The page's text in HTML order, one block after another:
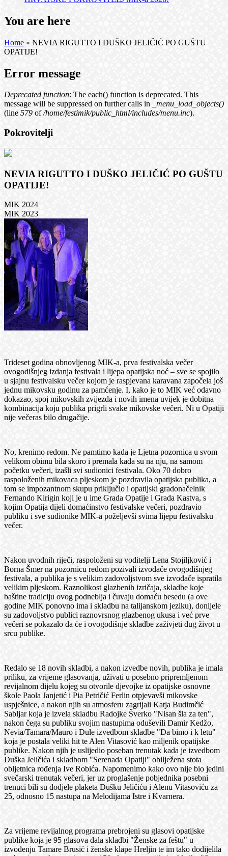
You are here
Home » NEVIA RIGUTTO I DUŠKO JELIČIĆ PO GUŠTU
OPATIJE!
Error message
Deprecated function: The each() function is deprecated. This
message will be suppressed on further calls in
_menu_load_objects()
(line 579 of/home/festimik/public_html/includes/menu.inc).
Pokrovitelji
NEVIA RIGUTTO I DUŠKO JELIČIĆ PO GUŠTU
OPATIJE!
MIK 2024
MIK 2023
Trideset godina obnovljenog MIK-a, prva festivalska večer
ovogodišnjeg izdanja festivala i lijepa opatijska noć – sve se spojilo
u sjajnu festivalsku večer kojom je raspjevana karavana započela još
jednu mikovsku godinu za pamćenje. I, kako je to MIK već odavno
dokazao, spoj mikovskih zvijezda i novih imena uvijek je dobitna
kombinacija koju publika prigrli svake mikovske večeri. Ni u Opatiji
nije večeras bilo drugačije.
No, krenimo redom. Ne pamtimo kada je Ljetna pozornica u svom
velikom obimu bila skoro i premala kada su na nju, na samom
početku večeri, izašli svi sudionici festivala. Oko 70 dobro
raspoloženih mikovaca pljeskom je pozdravila opatijska publika, a
tom se impozantnom skupu priključio i opatijski gradonačelnik
Fernando Kirigin koji je u ime Grada Opatije i Grada Kastva, s
kojim Opatija dijeli domaćinstvo festivalske večeri, pozdravio
publiku i sve sudionike MIK-a poželjevši svima lijepu festivalsku
večer.
Nakon uvodnih riječi, raspoloženi su voditelji Lena Stojiljković i
Borna Šmer na pozornicu redom pozivali izvođače ovogodišnjeg
festivala, a publika je s velikim zadovoljstvom sve izvođače ispratila
velikim pljeskom. Raznolikost glazbenih izričaja, skladbe koje
baštine tradiciju ovog podneblja i čuvaju domaću besedu (a ove
godine MIK ponovno ima i skladbu na talijanskom jeziku), donijele
su zadovoljstvo publici raznovrsnog glazbenog ukusa i već prve
večeri se pokazalo da će i ovogodišnje skladbe zaživjeti dug život u
srcu publike.
Redalo se 18 novih skladbi, a nakon izvedbe novih, publika je imala
priliku, za vrijeme glasovanja, uživati u posebno pripremljenom
revijalnom dijelu kojeg su otvorile djevojke iz opatijske osnovne
škole Paola Janjetić i Pia Petričić Ferlin otpjevavši mikovske
uspješnice, a nakon njih su atmosferu zagrijali Katja Budimčić
Sabljar koja je izvela skladbu Radojke Šverko "Nisan šla za ten",
nakon čega su publiku svojim nastupima oduševili Damir Kedžo,
Nevia/Tamara/Mauro i Dule izvedbom skladbe "Da bimo i k letu"
koja je postala veliki hit te Alen Vitasović kao miljenik opatijske
publike. Nakon njih je uslijedio poseban trenutak kada je izvedbom
Duška Jeličića i skladbom "Serenada Opatiji" obilježena stota
obljetnica rođenja Ive Robića. Napomenimo kako ovo nije bio jedini
svečarski trenutak večeri, jer uz proglašenje pobjednika posebni
trenuci bili su dodjele plaketa Dušku Jeličiću i Alenu Vitasoviću za
25, odnosno 15 nastupa na Melodijama Istre i Kvarnera.
Za vrijeme revijalnog programa prebrojeni su glasovi opatijske
publike koja je 95 glasova dala skladbi "Ženske za feštu" u
izvođenju Tamare Brusić i ženske klape Hreljin te im tako dodijelila